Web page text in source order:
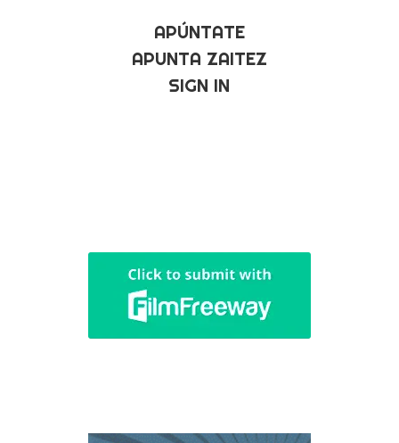
APÚNTATE
APUNTA ZAITEZ
SIGN IN